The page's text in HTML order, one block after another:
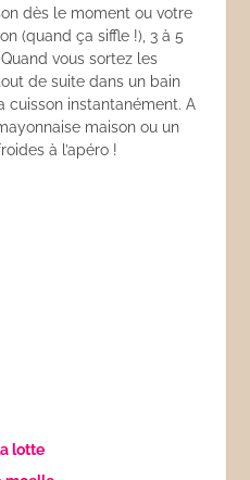
dès le moment ou votre
(quand ça siffle !), 3 à 5
vous sortez les
de suite dans un bain
cuisson instantanément. A
maison ou un
à l’apéro !
lotte